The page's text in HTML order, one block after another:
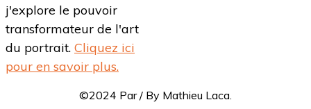
j'explore le pouvoir
transformateur de l'art
du portrait. Cliquez ici
pour en savoir plus.
©2024 Par / By Mathieu Laca.